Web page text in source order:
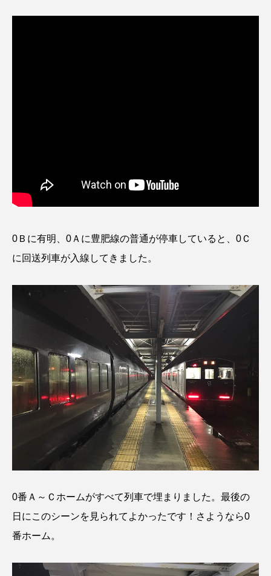
0Ｂに有明、0Ａに豊肥線の普通が停車していると、0Ｃ
に回送列車が入線してきました。
0番Ａ～Ｃホームがすべて列車で埋まりました。最後の
日にこのシーンを見られてよかったです！さようなら0
番ホーム。